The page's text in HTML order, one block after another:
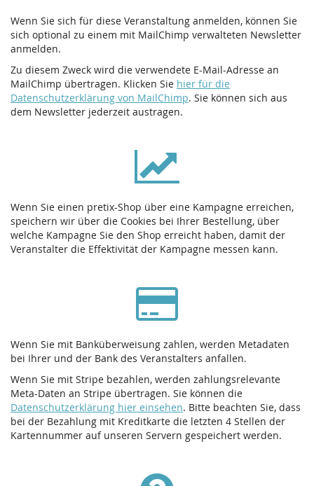
Wenn Sie sich für diese Veranstaltung anmelden, können Sie
sich optional zu einem mit MailChimp verwalteten Newsletter
anmelden.
Zu diesem Zweck wird die verwendete E-Mail-Adresse an
MailChimp übertragen. Klicken Sie hier für die
Datenschutzerklärung von MailChimp. Sie können sich aus
dem Newsletter jederzeit austragen.
Wenn Sie einen pretix-Shop über eine Kampagne erreichen,
speichern wir über die Cookies bei Ihrer Bestellung, über
welche Kampagne Sie den Shop erreicht haben, damit der
Veranstalter die Effektivität der Kampagne messen kann.
Wenn Sie mit Banküberweisung zahlen, werden Metadaten
bei Ihrer und der Bank des Veranstalters anfallen.
Wenn Sie mit Stripe bezahlen, werden zahlungsrelevante
Meta-Daten an Stripe übertragen. Sie können die
Datenschutzerklärung hier einsehen. Bitte beachten Sie, dass
bei der Bezahlung mit Kreditkarte die letzten 4 Stellen der
Kartennummer auf unseren Servern gespeichert werden.